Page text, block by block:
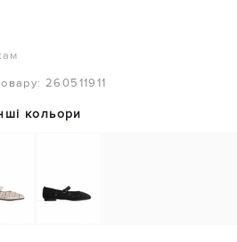
260511911
кольори